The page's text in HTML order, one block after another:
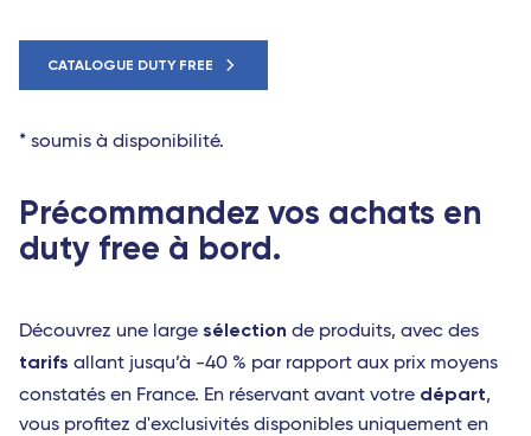
CATALOGUE DUTY FREE
* soumis à disponibilité.
Précommandez vos achats en
duty free à bord.
Découvrez une large sélection de produits, avec des
tarifs allant jusqu’à -40 % par rapport aux prix moyens
constatés en France. En réservant avant votre départ,
vous profitez d'exclusivités disponibles uniquement en